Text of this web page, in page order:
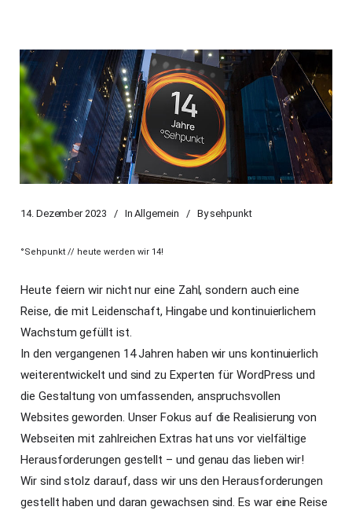
14. Dezember 2023 In Allgemein By sehpunkt
°Sehpunkt // heute werden wir 14!
Heute feiern wir nicht nur eine Zahl, sondern auch eine
Reise, die mit Leidenschaft, Hingabe und kontinuierlichem
Wachstum gefüllt ist.
In den vergangenen 14 Jahren haben wir uns kontinuierlich
weiterentwickelt und sind zu Experten für WordPress und
die Gestaltung von umfassenden, anspruchsvollen
Websites geworden. Unser Fokus auf die Realisierung von
Webseiten mit zahlreichen Extras hat uns vor vielfältige
Herausforderungen gestellt – und genau das lieben wir!
Wir sind stolz darauf, dass wir uns den Herausforderungen
gestellt haben und daran gewachsen sind. Es war eine Reise